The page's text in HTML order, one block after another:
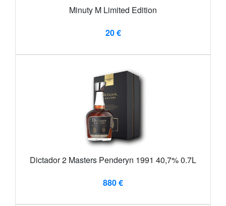
Minuty M Limited Edition
20 €
Dictador 2 Masters Penderyn 1991 40,7% 0.7L
880 €